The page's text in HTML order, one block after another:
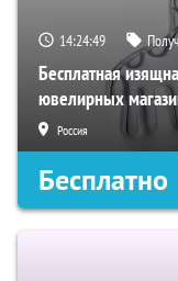
14:24:49
Бесплатная
ювелирных
Россия
Бесплатно